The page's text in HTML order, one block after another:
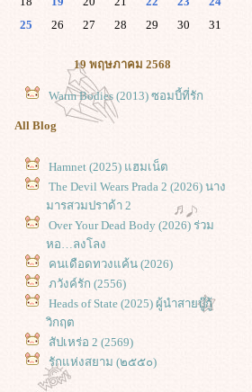
25
26 27 28 29 30 31
19 พฤษภาคม 2568
Warm Bodies (2013) ซอมบี้ที่รัก
All Blog
Hamnet (2025) แฮมเน็ต
The Devil Wears Prada 2 (2026) นาง
มารสวมปราด้า 2
Over Your Dead Body (2026) ร่วม
หอ…ลงโลง
คนเดือดทวงแค้น (2026)
ภวังค์รัก (2556)
Heads of State (2025) ผู้นำสายบู๊กู้
วิกฤต
สัปเหร่อ 2 (2569)
รักแห่งสยาม (๒๕๕๐)
9 (2009) ซูเปอร์ไนน์ อัจฉริยะพลิก